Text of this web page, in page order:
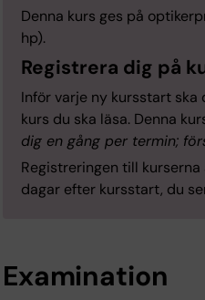
Denna kurs ges på
hp).
Registrera dig på
Inför varje ny kursstart
kurs du ska läsa. Denna
dig en gång per termin;
Registreringen till
dagar efter kursstart, du
Examination